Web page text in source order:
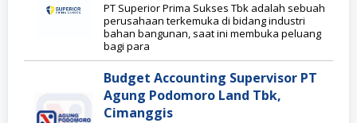
PT Superior Prima Sukses Tbk adalah sebuah
perusahaan terkemuka di bidang industri
bahan bangunan, saat ini membuka peluang
bagi para
Budget Accounting Supervisor PT
Agung Podomoro Land Tbk,
Cimanggis